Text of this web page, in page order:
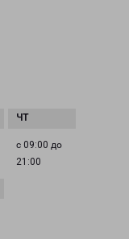
с 09:00 до
21:00